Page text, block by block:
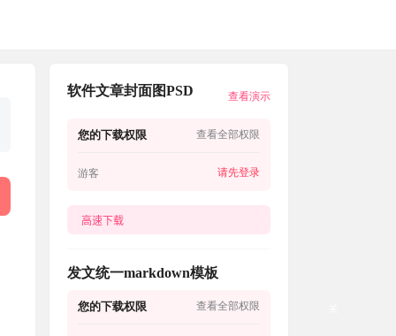
软件文章封面图PSD 查看演示
您的下载权限 查看全部权限
游客 请先登录
高速下载
发文统一markdown模板
您的下载权限 查看全部权限